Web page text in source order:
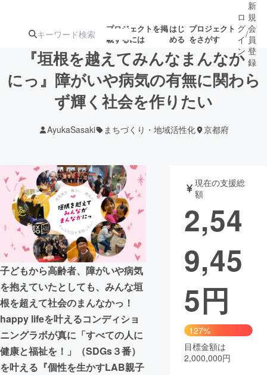
プロジェクトを掲
載するには
はじ
める
プロジェクト
をさがす
注目のリ
ターン
注目の新着プロ
ジェクト
募集終了が近いプ
ロジェクト
テクノロジー・ガジェット
映像・映画 書籍・雑誌
ビジネス・起業 チャレンジ
まちづくり・地域活性化
CAMPFIRE for Social Good
CAMPFIRE Creation
CAMPFIREふるさと納税
コミュニティ
ロ
グ
イ
ン
/
新
規
会
員
登
録
『垣根を越えてみんなまんなか
にっ』障がいや病気の有無に関わら
ず輝く社会を作りたい
AyukaSasaki まちづくり・地域活性化 京都府
子どもから高齢者、障がいや病気
を抱えていたとしても、みんな垣
根を超えて社会のまんなかっ！
happy lifeを叶えるコンディショ
ニングラボが真に「すべての人に
健康と福祉を！」（SDGs３番）
を叶える『個性を生かすLAB親子
現在の支援総
額
2,54
9,45
5円
127%
目標金額は
2,000,000円